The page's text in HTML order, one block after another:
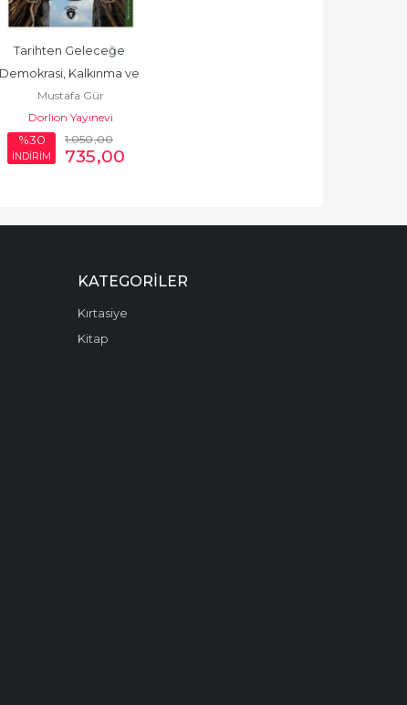
Tarihten Geleceğe
Demokrasi, Kalkınma ve
Toplum İş
Mustafa Gür
Dorlion Yayınevi
%30
İNDİRİM
1.050,00
735,00
KATEGORILER
Kırtasiye
Kitap